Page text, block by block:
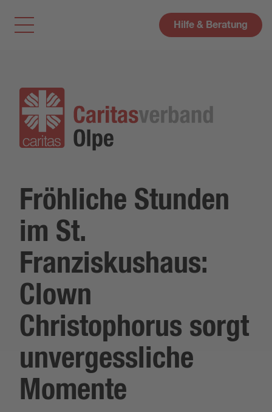
Hilfe & Beratung
Fröhliche Stunden
im St.
Franziskushaus:
Clown
Christophorus sorgt
unvergessliche
Momente